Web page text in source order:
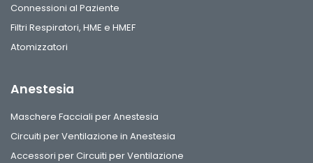
Connessioni al Paziente
Filtri Respiratori, HME e HMEF
Atomizzatori
Anestesia
Maschere Facciali per Anestesia
Circuiti per Ventilazione in Anestesia
Accessori per Circuiti per Ventilazione